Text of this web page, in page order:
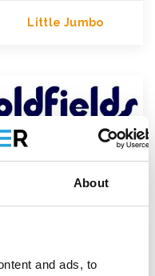
About
and ads, to
Little Jumbo